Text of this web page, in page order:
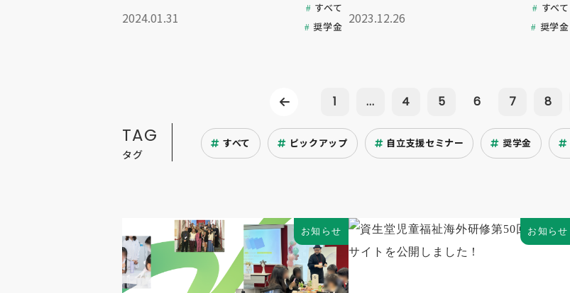
2024.01.31
すべて
奨学金
2023.12.26
すべて
奨学金
1 ... 4 5 6 7 8
TAG
タグ
すべて ピックアップ 自立支援セミナー 奨学金
お知らせ お知らせ